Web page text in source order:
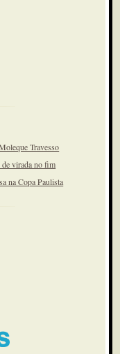
Travesso
de virada no fim
na Copa Paulista